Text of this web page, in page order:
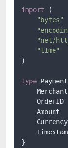
import (
"bytes"
"net/
"time"
)
type
}